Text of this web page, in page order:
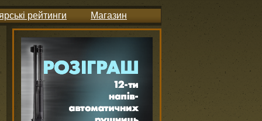
рейтинги Магазин